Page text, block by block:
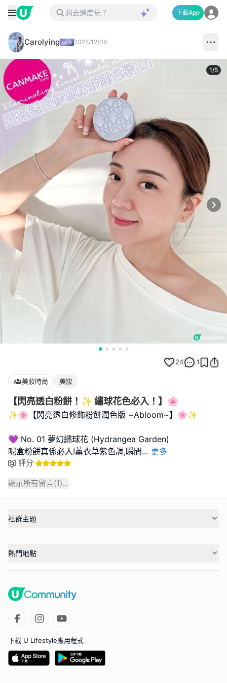
下載App
Carolying 2025/12/09
1/5
24 1
美妝時尚 美妝
【閃亮透白粉餅！✨ 繡球花色必入！】🌸
✨🌸【閃亮透白修飾粉餅潤色版 ~Abloom~】🌸✨
💜 No. 01 夢幻繡球花 (Hydrangea Garden)
呢盒粉餅真係必入!薰衣草紫色調,瞬間... 更多
評分
顯示所有留言(1)...
社群主題
熱門地點
下載 U Lifestyle應用程式